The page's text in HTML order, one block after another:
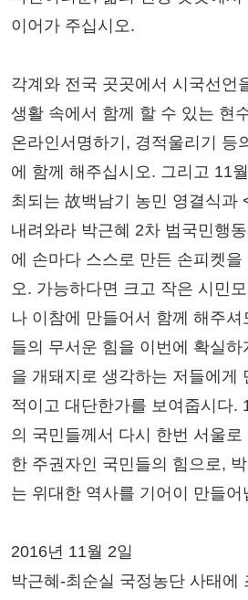
이어가 주십시오.
각계와 전국 곳곳에서 시국선언
생활 속에서 함께 할 수 있는 현
온라인서명하기, 경적울리기 등
에 함께 해주십시오. 그리고 11
최되는 故백남기 농민 영결식과
내려와라 박근혜 2차 범국민행
에 손마다 스스로 만든 손피켓을
오. 가능하다면 크고 작은 시민
나 이참에 만들어서 함께 해주
들의 무서운 힘을 이번에 확실
을 개돼지로 생각하는 저들에게
적이고 대단한가를 보여줍시다.
의 국민들께서 다시 한번 서울
한 주권자인 국민들의 힘으로,
는 위대한 역사를 기어이 만들어
2016년 11월 2일
박근혜-최순실 국정농단 사태에